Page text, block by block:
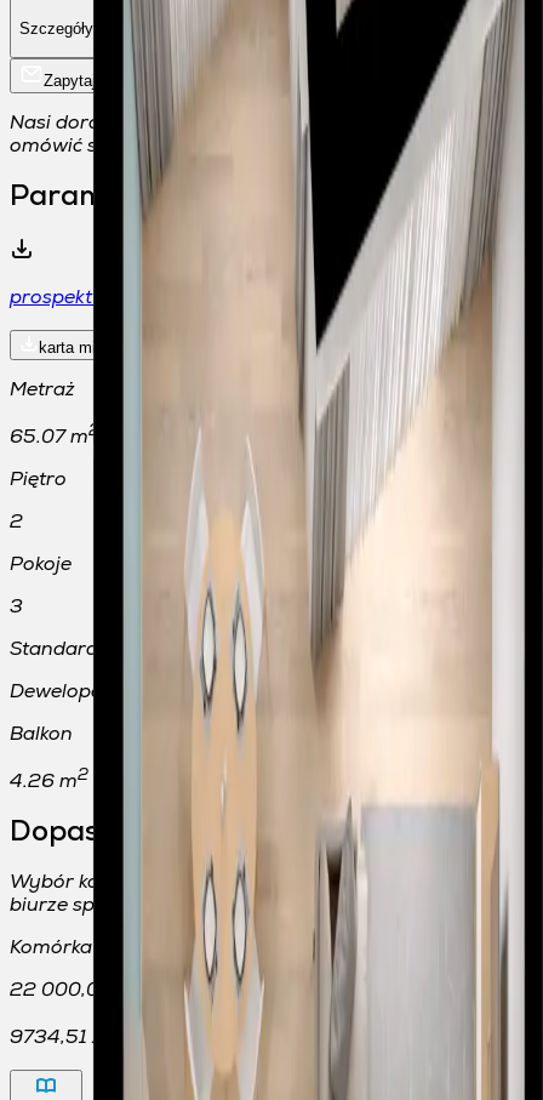
Szczegóły i historia ceny
Zapytaj o mieszkanie
Nasi doradcy klienta skontaktują się z Państwem, aby
omówić szczegóły spotkania.
Parametry mieszkania
prospekt informacyjny
karta mieszkania
Metraż
65.07 m2
Piętro
2
Pokoje
3
Standard wykończenia
Deweloperski
Balkon
4.26 m2
Dopasuj do swojego mieszkania
Wybór konkretnego miejsca lub komórki odbywa się w
biurze sprzedaży.
Komórka lokatorska
22 000,00 zł
9734,51 zł/m